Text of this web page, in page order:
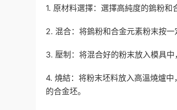
1. 原材料選擇：選擇高純度的鎢粉和
2. 混合：将鎢粉和合金元素粉末按一
3. 壓制：将混合好的粉末放入模具中
4. 燒結：将粉末坯料放入高溫燒爐
的合金坯。